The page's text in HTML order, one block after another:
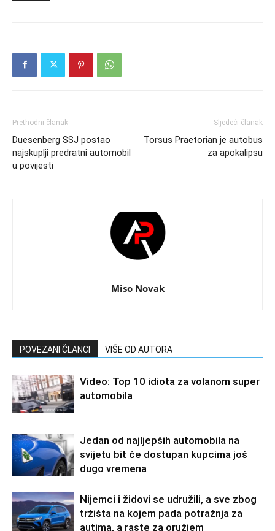
Prethodni članak
Duesenberg SSJ postao
najskuplji predratni automobil
u povijesti
Sljedeći članak
Torsus Praetorian je autobus
za apokalipsu
Miso Novak
POVEZANI ČLANCI VIŠE OD AUTORA
Video: Top 10 idiota za volanom super
automobila
Jedan od najljepših automobila na
svijetu bit će dostupan kupcima još
dugo vremena
Nijemci i židovi se udružili, a sve zbog
tržišta na kojem pada potražnja za
autima, a raste za oružjem